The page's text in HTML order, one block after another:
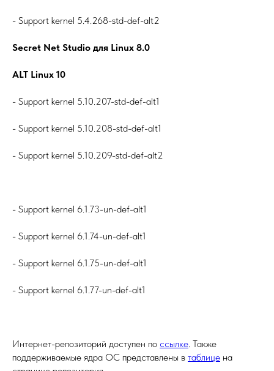
- Support kernel 5.4.268-std-def-alt2
Secret Net Studio для Linux 8.0
ALT Linux 10
- Support kernel 5.10.207-std-def-alt1
- Support kernel 5.10.208-std-def-alt1
- Support kernel 5.10.209-std-def-alt2
- Support kernel 6.1.73-un-def-alt1
- Support kernel 6.1.74-un-def-alt1
- Support kernel 6.1.75-un-def-alt1
- Support kernel 6.1.77-un-def-alt1
Интернет-репозиторий доступен по ссылке. Также
поддерживаемые ядра ОС представлены в таблице на